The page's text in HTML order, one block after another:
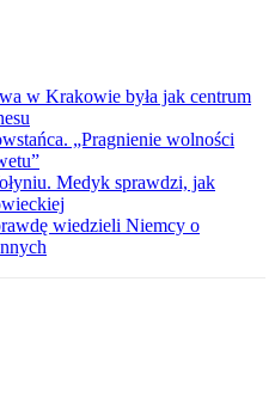
w Krakowie była jak centrum
„Pragnienie wolności
Medyk sprawdzi, jak
wiedzieli Niemcy o